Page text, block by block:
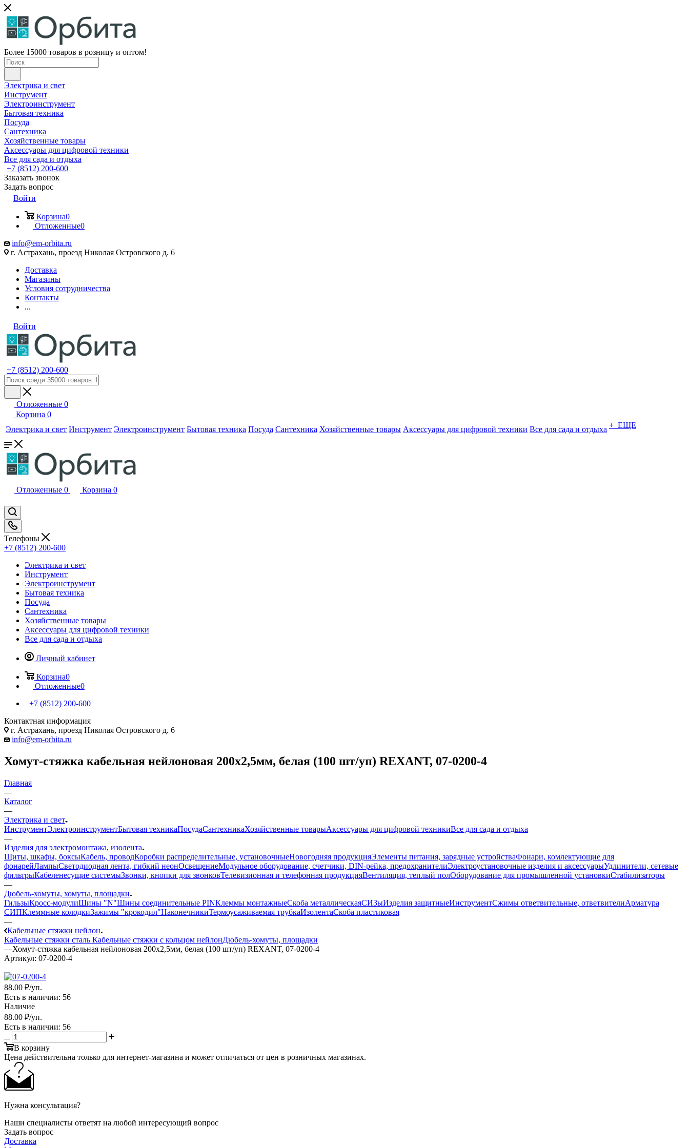
Более 15000 товаров в розницу и оптом!
Электрика и свет
Инструмент
Электроинструмент
Бытовая техника
Посуда
Сантехника
Хозяйственные товары
Аксессуары для цифровой техники
Все для сада и отдыха
+7 (8512) 200-600
Заказать звонок
Задать вопрос
Войти
Корзина0
Отложенные0
info@em-orbita.ru
г. Астрахань, проезд Николая Островского д. 6
Доставка
Магазины
Условия сотрудничества
Контакты
...
Войти
+7 (8512) 200-600
Отложенные 0
Корзина 0
Электрика и свет Инструмент Электроинструмент Бытовая техника Посуда Сантехника Хозяйственные товары Аксессуары для цифровой техники Все для сада и отдыха + ЕЩЕ
Отложенные 0 Корзина 0
Телефоны
+7 (8512) 200-600
Электрика и свет
Инструмент
Электроинструмент
Бытовая техника
Посуда
Сантехника
Хозяйственные товары
Аксессуары для цифровой техники
Все для сада и отдыха
Личный кабинет
Корзина0
Отложенные0
+7 (8512) 200-600
Контактная информация
г. Астрахань, проезд Николая Островского д. 6
info@em-orbita.ru
Хомут-стяжка кабельная нейлоновая 200x2,5мм, белая (100 шт/уп) REXANT, 07-0200-4
Главная
—
Каталог
—
Электрика и свет
ИнструментЭлектроинструментБытовая техникаПосудаСантехникаХозяйственные товарыАксессуары для цифровой техникиВсе для сада и отдыха
—
Изделия для электромонтажа, изолента
Щиты, шкафы, боксыКабель, проводКоробки распределительные, установочныеНовогодняя продукцияЭлементы питания, зарядные устройстваФонари, комлектующие для
фонарейЛампыСветодиодная лента, гибкий неонОсвещениеМодульное оборудование, счетчики, DIN-рейка, предохранителиЭлектроустановочные изделия и аксессуарыУдлинители, сетевые
фильтрыКабеленесущие системыЗвонки, кнопки для звонковТелевизионная и телефонная продукцияВентиляция, теплый полОборудование для промышленной установкиСтабилизаторы
—
Дюбель-хомуты, хомуты, площадки
ГильзыКросс-модулиШины "N"Шины соединительные PINКлеммы монтажныеСкоба металлическаяСИЗыИзделия защитныеИнструментСжимы ответвительные, ответвителиАрматура
СИПКлеммные колодкиЗажимы "крокодил"НаконечникиТермоусаживаемая трубкаИзолентаСкоба пластиковая
—
Кабельные стяжки нейлон
Кабельные стяжки сталь Кабельные стяжки с кольцом нейлонДюбель-хомуты, площадки
—Хомут-стяжка кабельная нейлоновая 200x2,5мм, белая (100 шт/уп) REXANT, 07-0200-4
Артикул: 07-0200-4
88.00 ₽/уп.
Есть в наличии: 56
Наличие
88.00 ₽/уп.
Есть в наличии: 56
В корзину
Цена действительна только для интернет-магазина и может отличаться от цен в розничных магазинах.
Нужна консультация?
Наши специалисты ответят на любой интересующий вопрос
Задать вопрос
Доставка